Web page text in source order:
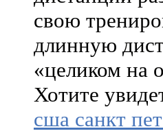
свою
длинную
«целиком на
Хотите
сша санкт